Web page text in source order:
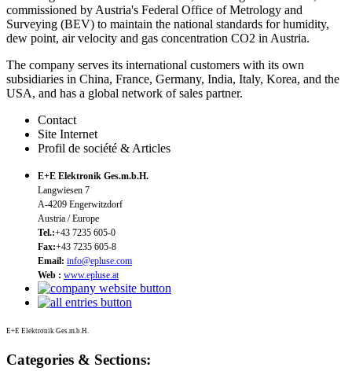
commissioned by Austria's Federal Office of Metrology and
Surveying (BEV) to maintain the national standards for humidity,
dew point, air velocity and gas concentration CO2 in Austria.
The company serves its international customers with its own
subsidiaries in China, France, Germany, India, Italy, Korea, and the
USA, and has a global network of sales partner.
Contact
Site Internet
Profil de société & Articles
E+E Elektronik Ges.m.b.H.
Langwiesen 7
A-4209 Engerwitzdorf
Austria / Europe
Tel.:+43 7235 605-0
Fax:+43 7235 605-8
Email: info@epluse.com
Web : www.epluse.at
E+E Elektronik Ges.m.b.H.
Categories & Sections: